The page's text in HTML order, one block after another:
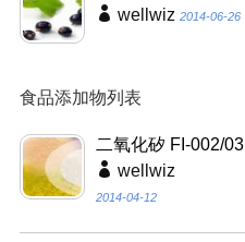
wellwiz 2014-06-26
食品添加物列表
二氧化矽 FI-002/03
wellwiz
2014-04-12